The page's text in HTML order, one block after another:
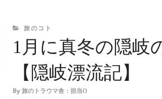
CATEGORIES
旅のコト
1月に真冬の隠岐
【隠岐漂流記】
By 旅のトラウマ舎：担当O